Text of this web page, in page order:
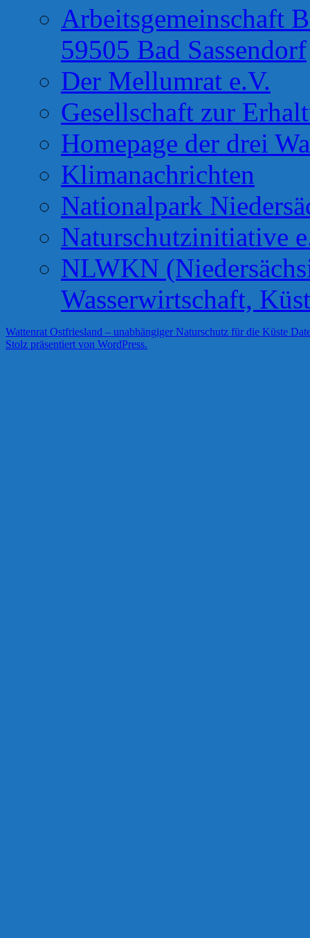
Arbeitsgemeinschaft
59505 Bad Sassendorf
Der Mellumrat e.V.
Gesellschaft zur
Homepage der drei
Klimanachrichten
Nationalpark
Naturschutzinitiative
NLWKN
Wasserwirtschaft,
Wattenrat Ostfriesland – unabhängiger Naturschutz für die Küste
Stolz präsentiert von WordPress.